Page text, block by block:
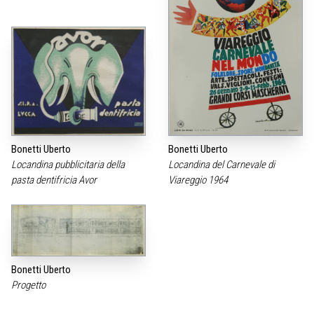
Bonetti Uberto
Locandina pubblicitaria della
pasta dentifricia Avor
Bonetti Uberto
Locandina del Carnevale di
Viareggio 1964
Bonetti Uberto
Progetto